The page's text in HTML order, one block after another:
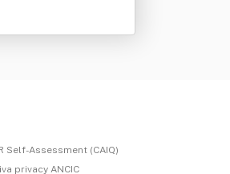
Self-Assessment (CAIQ)
privacy ANCIC